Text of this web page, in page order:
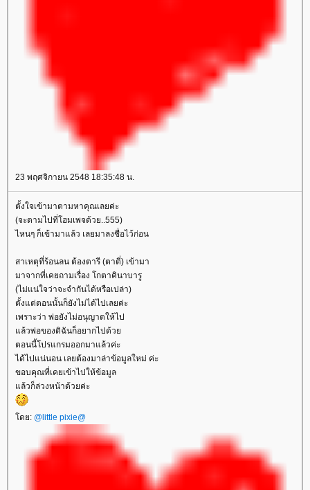
23 พฤศจิกายน 2548 18:35:48 น.
ตั้งใจเข้ามาตามหาคุณเลยค่ะ
(จะตามไปที่โฮมเพจด้วย..555)
ไหนๆ ก็เข้ามาแล้ว เลยมาลงชื่อไว้ก่อน
สาเหตุที่ร้อนลน ต้องตารี (ตาตี่) เข้ามา
มาจากที่เคยถามเรื่อง โกตาคินาบารู
(ไม่แน่ใจว่าจะจำกันได้หรือเปล่า)
ตั้งแต่ตอนนั้นก็ยังไม่ได้ไปเลยค่ะ
เพราะว่า พ่อยังไม่อนุญาตให้ไป
ล้วพ่อของดิฉันก็อยากไปด้ว
ตอนนี้โปรแกรมออกมาแล้วค่ะ
ได้ไปแน่นอน เลยต้องมาล่าข้อมูลใหม่ ค่ะ
ขอบคุณที่เคยเข้าไปให้ข้อมูล
ล้วก็ล่วงหน้าด้วยค่ะ
ดย: @little pixie@